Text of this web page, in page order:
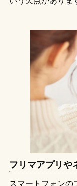
フリマアプリや
スマートフォンの